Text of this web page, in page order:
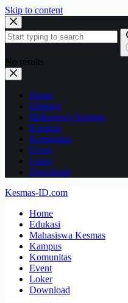
Skip to content
No results
Home
Edukasi
Mahasiswa Kesmas
Kampus
Komunitas
Event
Loker
Download
Kesmas-ID.com
Home
Edukasi
Mahasiswa Kesmas
Kampus
Komunitas
Event
Loker
Download